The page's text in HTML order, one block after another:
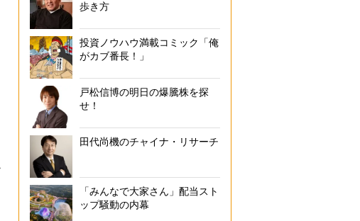
歩き方
投資ノウハウ満載コミック「俺
がカブ番長！」
戸松信博の明日の爆騰株を探
せ！
田代尚機のチャイナ・リサーチ
「みんなで大家さん」配当スト
ップ騒動の内幕